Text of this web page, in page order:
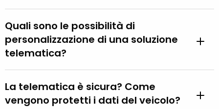
Quali sono le possibilità di
personalizzazione di una soluzione
telematica?
La telematica è sicura? Come
vengono protetti i dati del veicolo?